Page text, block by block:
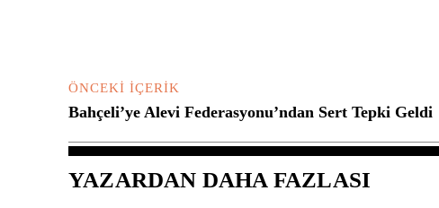
ÖNCEKI İÇERIK
Bahçeli’ye Alevi Federasyonu’ndan Sert Tepki Geldi
YAZARDAN DAHA FAZLASI